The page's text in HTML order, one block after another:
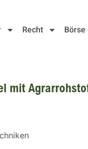
Recht Börse
mit